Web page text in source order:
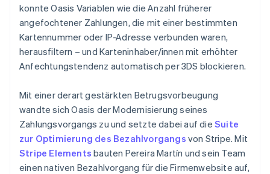
konnte Oasis Variablen wie die Anzahl früherer
angefochtener Zahlungen, die mit einer bestimmten
Kartennummer oder IP-Adresse verbunden waren,
herausfiltern – und Karteninhaber/innen mit erhöhter
Anfechtungstendenz automatisch per 3DS blockieren.
Mit einer derart gestärkten Betrugsvorbeugung
wandte sich Oasis der Modernisierung seines
Zahlungsvorgangs zu und setzte dabei auf dieSuite
zur Optimierung des Bezahlvorgangs von Stripe. Mit
Stripe Elements bauten Pereira Martín und sein Team
einen nativen Bezahlvorgang für die Firmenwebsite auf,